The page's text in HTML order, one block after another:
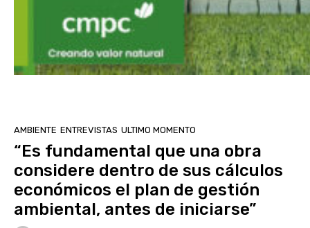
AMBIENTE ENTREVISTAS ULTIMO MOMENTO
“Es fundamental que una obra
considere dentro de sus cálculos
económicos el plan de gestión
ambiental, antes de iniciarse”